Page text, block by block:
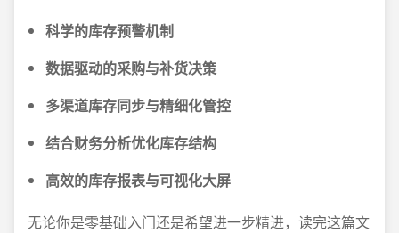
科学的库存预警机制
数据驱动的采购与补货决策
多渠道库存同步与精细化管控
结合财务分析优化库存结构
高效的库存报表与可视化大屏
无论你是零基础入门还是希望进一步精进，读完这篇文